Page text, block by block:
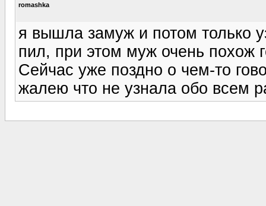
romashka
я вышла замуж и потом только
пил, при этом муж очень похож
Сейчас уже поздно о чем-то
жалею что не узнала обо всем